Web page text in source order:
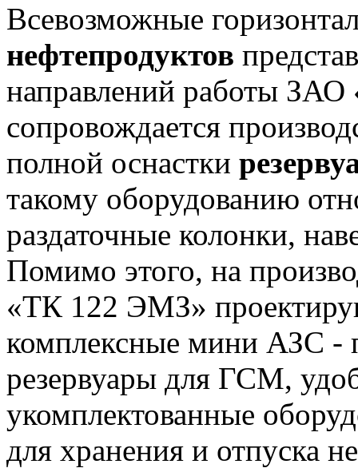
Всевозможные
нефтепродуктов
направлений работы
сопровождается
полной оснастки
такому оборудованию
раздаточные колонки,
Помимо этого, на
«ТК 122 ЭМЗ»
комплексные мини АЗС -
резервуары для ГСМ,
укомплектованные
для хранения и отпуска